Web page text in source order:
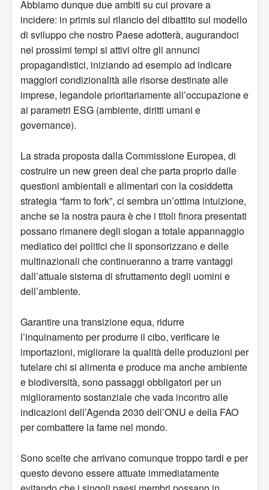
Abbiamo dunque due ambiti su cui provare a
incidere: in primis sul rilancio del dibattito sul modello
di sviluppo che nostro Paese adotterà, augurandoci
nei prossimi tempi si attivi oltre gli annunci
propagandistici, iniziando ad esempio ad indicare
maggiori condizionalità alle risorse destinate alle
imprese, legandole prioritariamente all’occupazione e
ai parametri ESG (ambiente, diritti umani e
governance).
La strada proposta dalla Commissione Europea, di
costruire un new green deal che parta proprio dalle
questioni ambientali e alimentari con la cosiddetta
strategia “farm to fork”, ci sembra un’ottima intuizione,
anche se la nostra paura è che i titoli finora presentati
possano rimanere degli slogan a totale appannaggio
mediatico dei politici che li sponsorizzano e delle
multinazionali che continueranno a trarre vantaggi
dall’attuale sistema di sfruttamento degli uomini e
dell’ambiente.
Garantire una transizione equa, ridurre
l’inquinamento per produrre il cibo, verificare le
importazioni, migliorare la qualità delle produzioni per
tutelare chi si alimenta e produce ma anche ambiente
e biodiversità, sono passaggi obbligatori per un
miglioramento sostanziale che vada incontro alle
indicazioni dell’Agenda 2030 dell’ONU e della FAO
per combattere la fame nel mondo.
Sono scelte che arrivano comunque troppo tardi e per
questo devono essere attuate immediatamente